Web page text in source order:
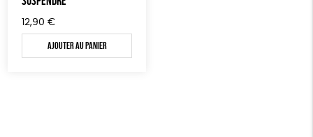
PAPETERIE
ÉPICERIE
Fabriqué en Espagne
12,90 €
Ajouter au panier